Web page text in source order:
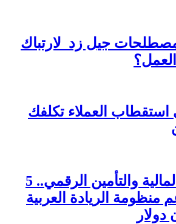
جيل زد لارتباك
استقطاب العملاء تكلفك
بين التقنية المالية والتأمين الرقمي.. 5
الريادة العربية